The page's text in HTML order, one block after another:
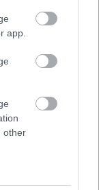
app.
other